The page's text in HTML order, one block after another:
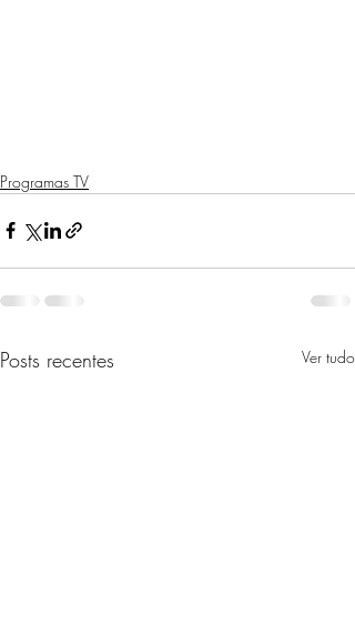
Programas TV
Posts recentes Ver tudo